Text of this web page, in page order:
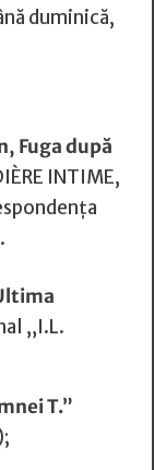
duminică,
Fuga după
INTIME,
„I.L.
T.”